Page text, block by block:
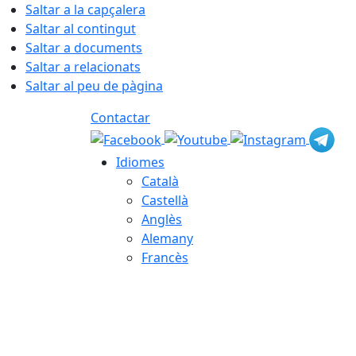
Saltar a la capçalera
Saltar al contingut
Saltar a documents
Saltar a relacionats
Saltar al peu de pàgina
Contactar
Idiomes
Català
Castellà
Anglès
Alemany
Francès